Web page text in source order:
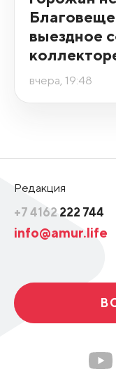
выездное
вчера, 19:48
Редакция
+7 4162 222 744
info@amur.life